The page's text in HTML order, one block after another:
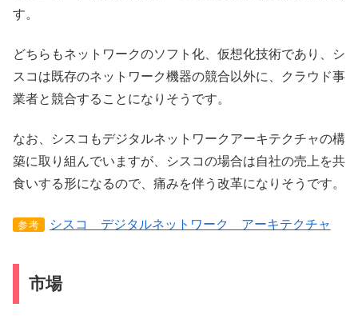
す。
どちらもネットワークのソフト化、仮想化技術であり、シ
スコは既存のネットワーク機器の競合以外に、クラウド事
業者と競合することになりそうです。
なお、シスコもデジタルネットワークアーキテクチャの構
築に取り組んでいますが、シスコの場合は自社の売上を共
食いする形になるので、痛みを伴う改革になりそうです。
参考 シスコ デジタルネットワーク アーキテクチャ
市場